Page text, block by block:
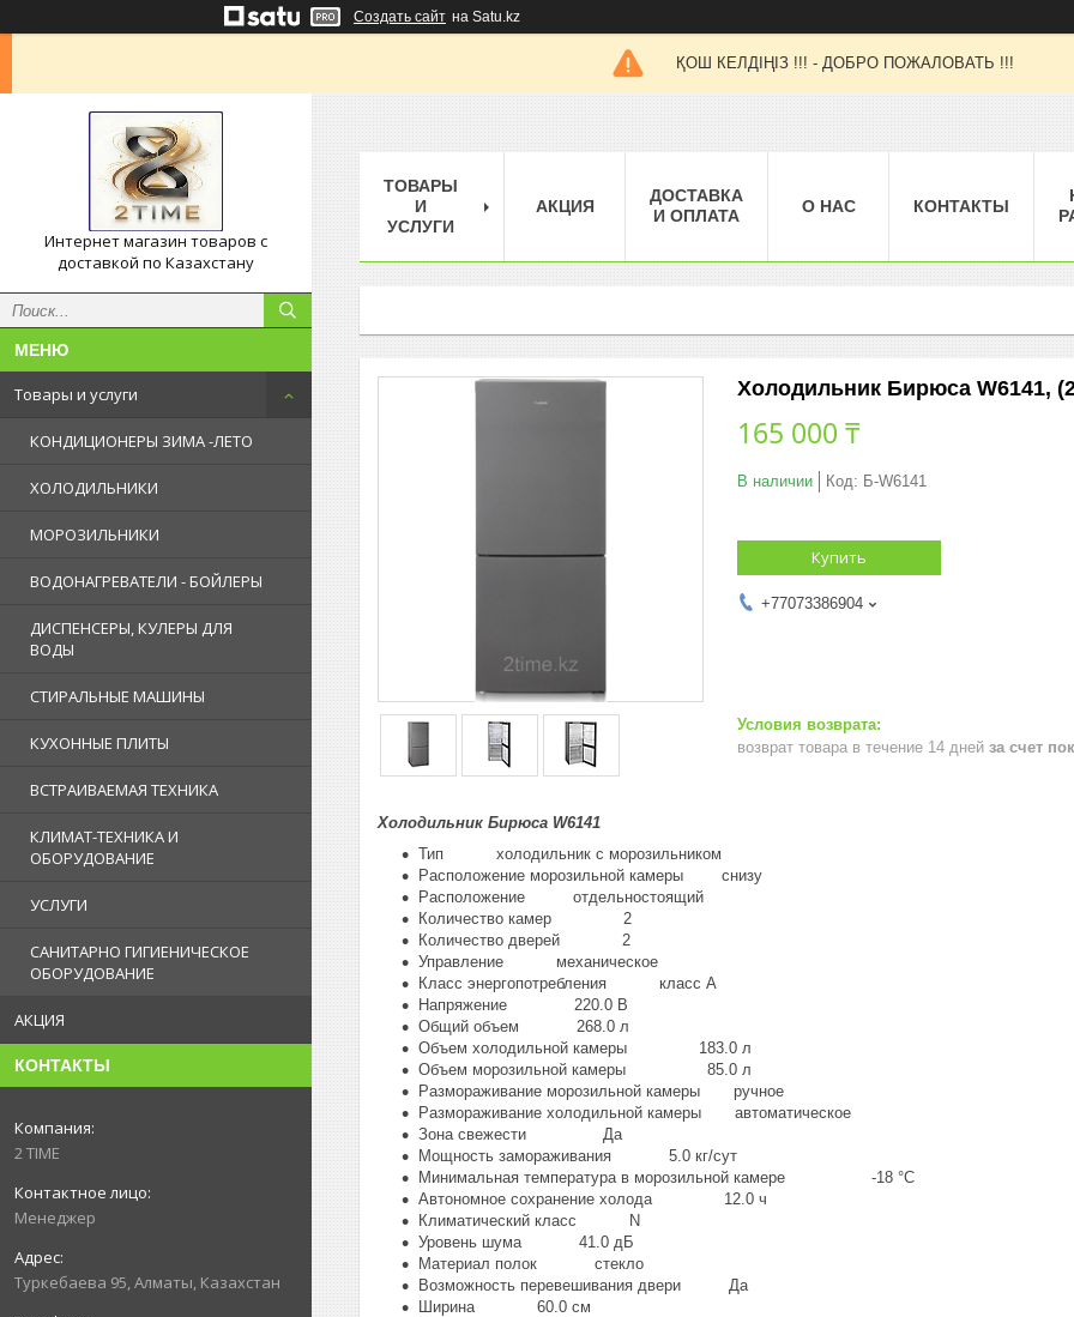
Создать сайт на Satu.kz
ҚОШ КЕЛДІҢІЗ !!! - ДОБРО ПОЖАЛОВАТЬ !!!
Интернет магазин товаров с
доставкой по Казахстану
Товары и услуги
КОНДИЦИОНЕРЫ ЗИМА -ЛЕТО
ХОЛОДИЛЬНИКИ
МОРОЗИЛЬНИКИ
ВОДОНАГРЕВАТЕЛИ - БОЙЛЕРЫ
ДИСПЕНСЕРЫ, КУЛЕРЫ ДЛЯ
ВОДЫ
СТИРАЛЬНЫЕ МАШИНЫ
КУХОННЫЕ ПЛИТЫ
ВСТРАИВАЕМАЯ ТЕХНИКА
КЛИМАТ-ТЕХНИКА И
ОБОРУДОВАНИЕ
УСЛУГИ
САНИТАРНО ГИГИЕНИЧЕСКОЕ
ОБОРУДОВАНИЕ
АКЦИЯ
КОНТАКТЫ
2 TIME
Менеджер
Туркебаева 95, Алматы, Казахстан
ТОВАРЫ
И
УСЛУГИ
АКЦИЯ
ДОСТАВКА
И ОПЛАТА
О НАС КОНТАКТЫ
Холодильник Бирюса W6141,
165 000 ₸
В наличии Код: Б-W6141
Купить
+77073386904
возврат товара в течение 14 дней за счет
Холодильник Бирюса W6141
Тип холодильник с морозильником
Расположение морозильной камеры снизу
Расположение отдельностоящий
Количество камер 2
Количество дверей 2
Управление механическое
Класс энергопотребления класс A
Напряжение 220.0 В
Общий объем 268.0 л
Объем холодильной камеры 183.0 л
Объем морозильной камеры 85.0 л
Размораживание морозильной камеры ручное
Размораживание холодильной камеры автоматическое
Зона свежести Да
Мощность замораживания 5.0 кг/сут
Минимальная температура в морозильной камере -18 °C
Автономное сохранение холода 12.0 ч
Климатический класс N
Уровень шума 41.0 дБ
Материал полок стекло
Возможность перевешивания двери Да
Ширина 60.0 см